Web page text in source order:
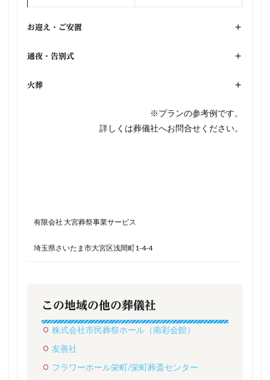
お迎え・ご安置 +
通夜・告別式 +
火葬 +
※プランの参考例です。
詳しくは葬儀社へお問合せください。
有限会社 大宮葬祭事業サービス
埼玉県さいたま市大宮区浅間町1-4-4
この地域の他の葬儀社
株式会社市民葬祭ホール（南彩会館）
友善社
フラワーホール栄町/栄町葬斎センター